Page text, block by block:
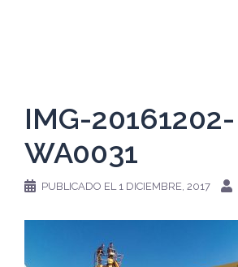
IMG-20161202-
WA0031
PUBLICADO EL 1 DICIEMBRE, 2017